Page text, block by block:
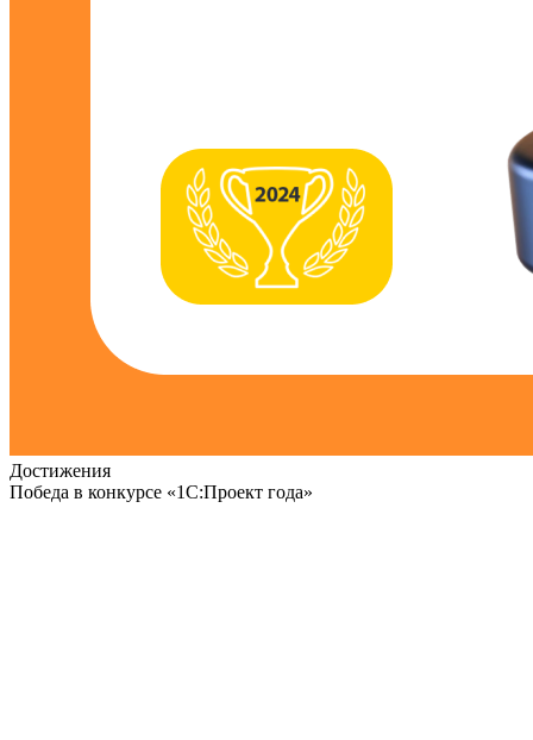
Достижения
Победа в конкурсе «1С:Проект года»